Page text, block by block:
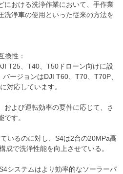
における洗浄作業において、手作業
洗浄車の使用といった従来の方法を
換性：
T25、T40、T50ドローン向けに設
ージョンはDJI T60、T70、T70P、
対応しています。
および運転効率の要件に応じて、さ
す。
いるのに対し、S4は2台の20MPa高
成で洗浄性能を向上させている。
システムはより効率的なソーラーパ